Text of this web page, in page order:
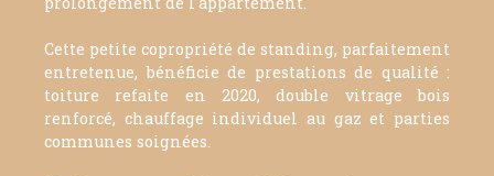
Cette petite copropriété de standing, parfaitement
entretenue, bénéficie de prestations de qualité :
toiture refaite en 2020, double vitrage bois
renforcé, chauffage individuel au gaz et parties
communes soignées.